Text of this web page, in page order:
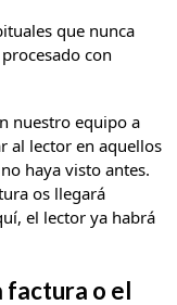
que nunca
con
nuestro equipo a
al lector en aquellos
haya visto antes.
os llegará
el lector ya habrá
factura o el